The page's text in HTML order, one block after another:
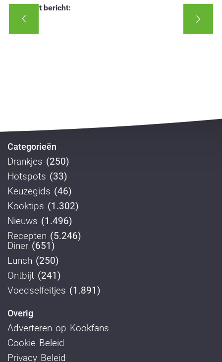
Deel dit bericht:
Categorieën
Drankjes (250)
Hotspots (33)
Keuzegids (46)
Kooktips (1.302)
Nieuws (1.496)
Recepten (5.246)
Diner (651)
Lunch (250)
Ontbijt (241)
Voedselfeitjes (1.891)
Overig
Adverteren op Kookfans
Cookie Beleid
Privacy Beleid